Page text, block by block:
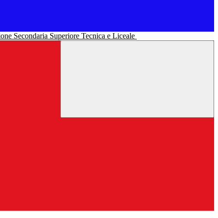
Secondaria Superiore Tecnica e Liceale